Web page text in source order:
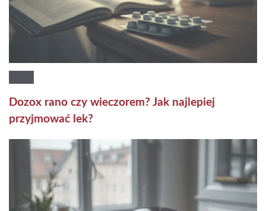
Dozox rano czy wieczorem? Jak najlepiej
przyjmować lek?